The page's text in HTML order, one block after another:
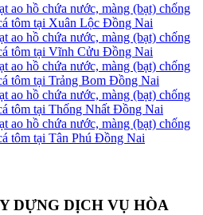
ao hồ chứa nước, màng (bạt) chống
tôm tại Xuân Lộc Đồng Nai
ao hồ chứa nước, màng (bạt) chống
tôm tại Vĩnh Cửu Đồng Nai
ao hồ chứa nước, màng (bạt) chống
tôm tại Trảng Bom Đồng Nai
ao hồ chứa nước, màng (bạt) chống
tôm tại Thống Nhất Đồng Nai
ao hồ chứa nước, màng (bạt) chống
tôm tại Tân Phú Đồng Nai
DỰNG DỊCH VỤ HÒA